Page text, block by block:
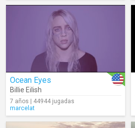
Ocean Eyes
Billie Eilish
7 años | 44944 jugadas
marcelat